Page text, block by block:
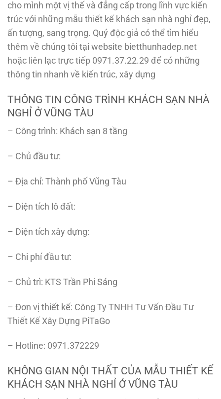
cho mình một vị thế và đẳng cấp trong lĩnh vực kiến
trúc với những mẫu thiết kế khách sạn nhà nghỉ đẹp,
ấn tượng, sang trọng. Quý độc giả có thể tìm hiểu
thêm về chúng tôi tại website bietthunhadep.net
hoặc liên lạc trực tiếp 0971.37.22.29 để có những
thông tin nhanh về kiến trúc, xây dựng
THÔNG TIN CÔNG TRÌNH KHÁCH SẠN NHÀ
NGHỈ Ở VŨNG TÀU
– Công trình: Khách sạn 8 tầng
– Chủ đầu tư:
– Địa chỉ: Thành phố Vũng Tàu
– Diện tích lô đất:
– Diện tích xây dựng:
– Chi phí đầu tư:
– Chủ trì: KTS Trần Phi Sáng
– Đơn vị thiết kế: Công Ty TNHH Tư Vấn Đầu Tư
Thiết Kế Xây Dựng PiTaGo
– Hotline: 0971.372229
KHÔNG GIAN NỘI THẤT CỦA MẪU THIẾT KẾ
KHÁCH SẠN NHÀ NGHỈ Ở VŨNG TÀU